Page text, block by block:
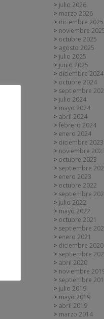
julio 2026
marzo 2026
diciembre 2025
noviembre
octubre 2025
agosto 2025
julio 2025
junio 2025
diciembre 2024
octubre 2024
septiembre
julio 2024
mayo 2024
abril 2024
febrero 2024
enero 2024
diciembre 2023
noviembre
octubre 2023
septiembre
enero 2023
octubre 2022
septiembre
julio 2022
mayo 2022
octubre 2021
septiembre
enero 2021
diciembre 2020
septiembre
abril 2020
noviembre
septiembre
julio 2019
mayo 2019
abril 2019
marzo 2014